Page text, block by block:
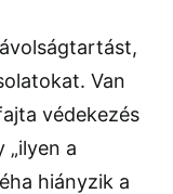
Van
védekezés
„ilyen a
hiányzik a